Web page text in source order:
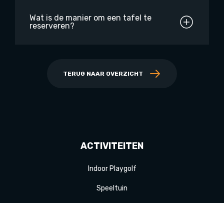
Wat is de manier om een tafel te
reserveren?
TERUG NAAR OVERZICHT
ACTIVITEITEN
Indoor Playgolf
Speeltuin